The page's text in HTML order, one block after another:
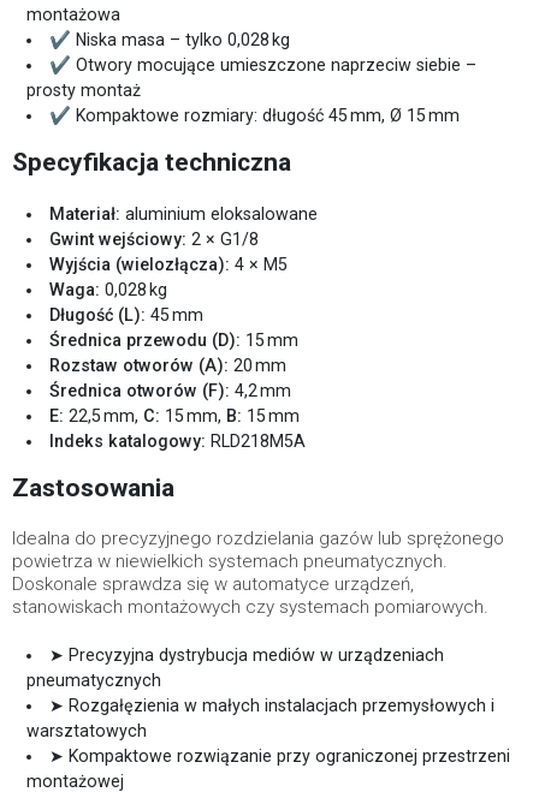
montażowa
✔ Niska masa – tylko 0,028 kg
✔ Otwory mocujące umieszczone naprzeciw siebie –
prosty montaż
✔ Kompaktowe rozmiary: długość 45 mm, Ø 15 mm
Specyfikacja techniczna
Materiał: aluminium eloksalowane
Gwint wejściowy: 2 × G1/8
Wyjścia (wielozłącza): 4 × M5
Waga: 0,028 kg
Długość (L): 45 mm
Średnica przewodu (D): 15 mm
Rozstaw otworów (A): 20 mm
Średnica otworów (F): 4,2 mm
E: 22,5 mm, C: 15 mm, B: 15 mm
Indeks katalogowy: RLD218M5A
Zastosowania
Idealna do precyzyjnego rozdzielania gazów lub sprężonego
powietrza w niewielkich systemach pneumatycznych.
Doskonale sprawdza się w automatyce urządzeń,
stanowiskach montażowych czy systemach pomiarowych.
➤ Precyzyjna dystrybucja mediów w urządzeniach
pneumatycznych
➤ Rozgałęzienia w małych instalacjach przemysłowych i
warsztatowych
➤ Kompaktowe rozwiązanie przy ograniczonej przestrzeni
montażowej